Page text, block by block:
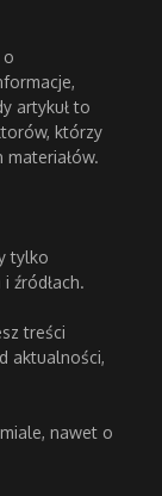
o
artykuł to
którzy
tylko
źródłach.
treści
aktualności,
nawet o